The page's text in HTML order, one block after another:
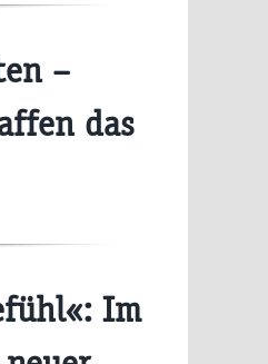
–
das
Im